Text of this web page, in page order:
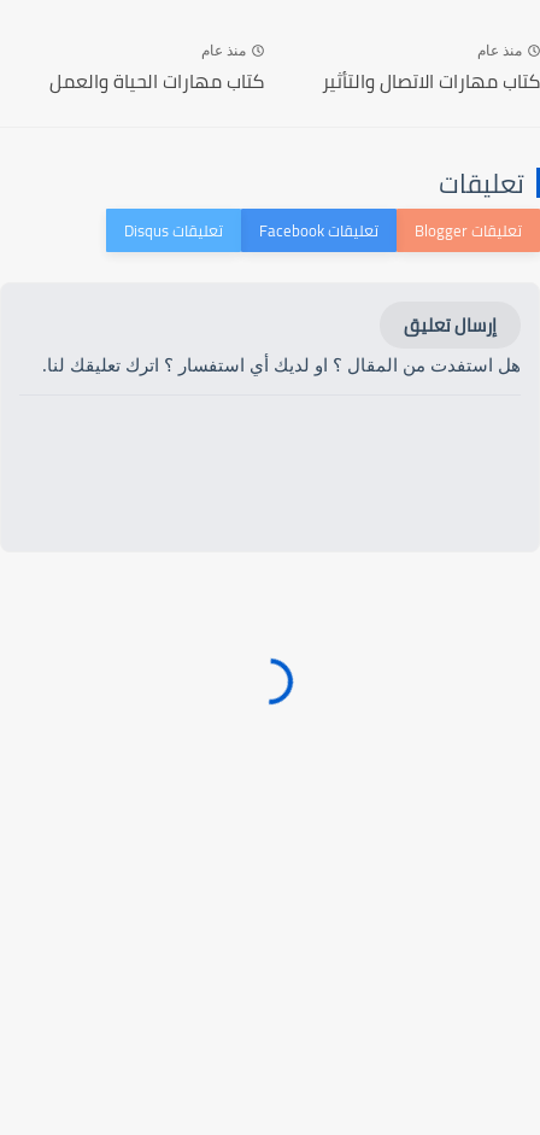
منذ عام
كتاب مهارات الاتصال والتأثير
منذ عام
كتاب مهارات الحياة والعمل
تعليقات
إرسال تعليق
هل استفدت من المقال ؟ او لديك أي استفسار ؟ اترك تعليقك لنا.